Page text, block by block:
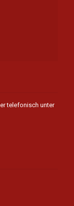
telefonisch unter